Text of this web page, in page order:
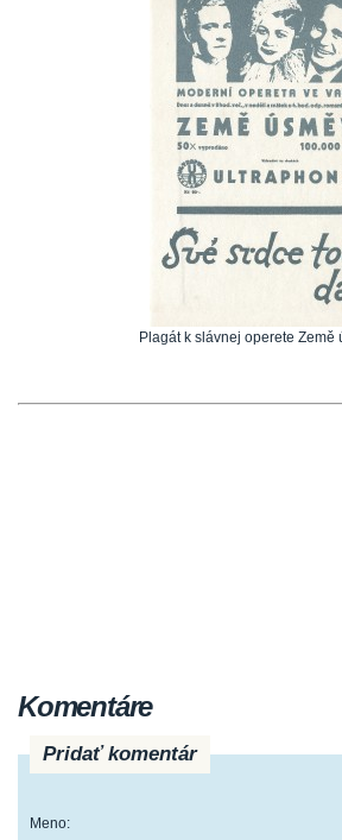
Plagát k slávnej operete Země
Komentáre
Pridať komentár
Meno: